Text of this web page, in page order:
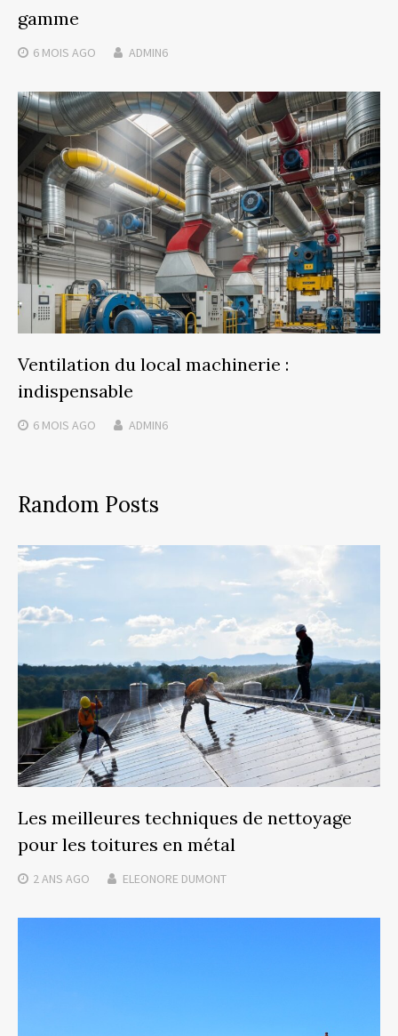
gamme
6 MOIS AGO ADMIN6
Ventilation du local machinerie :
indispensable
6 MOIS AGO ADMIN6
Random Posts
Les meilleures techniques de nettoyage
pour les toitures en métal
2 ANS AGO ELEONORE DUMONT